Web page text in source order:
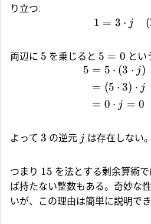
り立つ:
1 = 3 ⋅ j (
両辺に 5 を乗じると 5 = 0 とい
5 = 5 ⋅ (3 ⋅ j)
= (5 ⋅ 3) ⋅ j
= 0 ⋅ j = 0
よって 3 の逆元 j は存在しない。
つまり 15 を法とする剰余算術
ば持たない整数もある。奇妙な
いが、この理由は簡単に説明でき